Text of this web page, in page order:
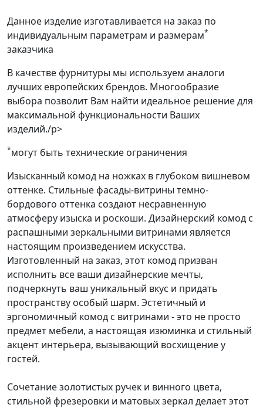
Данное изделие изготавливается на заказ по
индивидуальным параметрам и размерам*
заказчика
В качестве фурнитуры мы используем аналоги
лучших европейских брендов. Многообразие
выбора позволит Вам найти идеальное решение для
максимальной функциональности Ваших
изделий./p>
*могут быть технические ограничения
Изысканный комод на ножках в глубоком вишневом
оттенке. Стильные фасады-витрины темно-
бордового оттенка создают несравненную
атмосферу изыска и роскоши. Дизайнерский комод с
распашными зеркальными витринами является
настоящим произведением искусства.
Изготовленный на заказ, этот комод призван
исполнить все ваши дизайнерские мечты,
подчеркнуть ваш уникальный вкус и придать
пространству особый шарм. Эстетичный и
эргономичный комод с витринами - это не просто
предмет мебели, а настоящая изюминка и стильный
акцент интерьера, вызывающий восхищение у
гостей.
Сочетание золотистых ручек и винного цвета,
стильной фрезеровки и матовых зеркал делает этот